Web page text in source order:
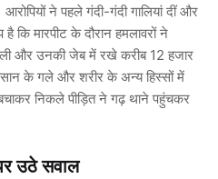
ने पहले गंदी-गंदी गालियां दीं और
कि मारपीट के दौरान हमलावरों ने
और उनकी जेब में रखे करीब 12 हजार
के गले और शरीर के अन्य हिस्सों में
निकले पीड़ित ने गढ़ थाने पहुंचकर
उठे सवाल